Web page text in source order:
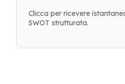
Clicca per ricevere
SWOT strutturata.